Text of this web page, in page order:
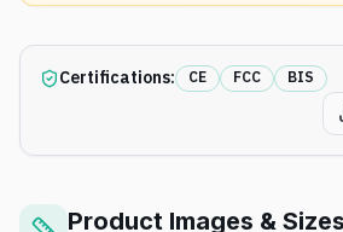
Certifications: CE FCC BIS
Product Images & Sizes